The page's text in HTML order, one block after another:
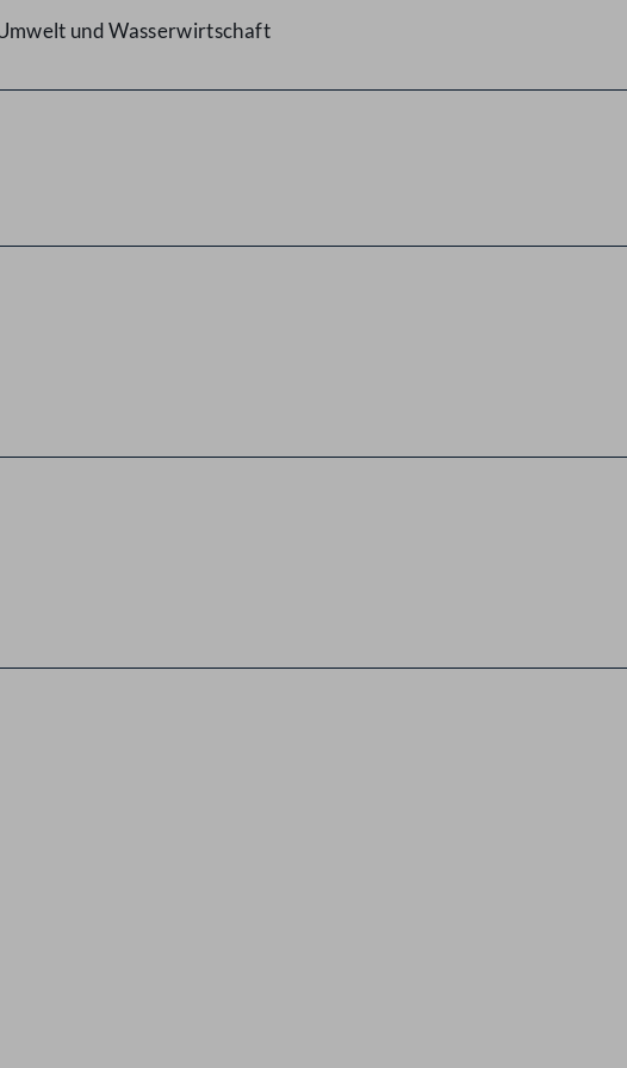
und Wasserwirtschaft